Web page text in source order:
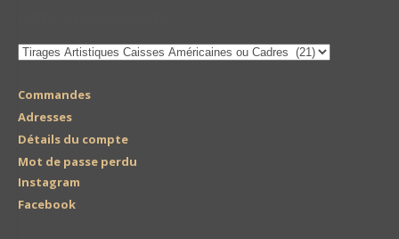
Commandes
Adresses
Détails du compte
Mot de passe perdu
Instagram
Facebook